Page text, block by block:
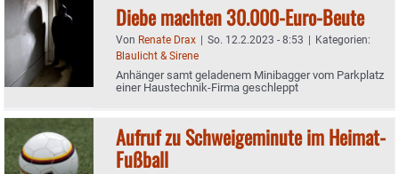
Diebe machten 30.000-Euro-Beute
Von Renate Drax | So. 12.2.2023 - 8:53 | Kategorien:
Blaulicht & Sirene
Anhänger samt geladenem Minibagger vom Parkplatz
einer Haustechnik-Firma geschleppt
Aufruf zu Schweigeminute im Heimat-
Fußball